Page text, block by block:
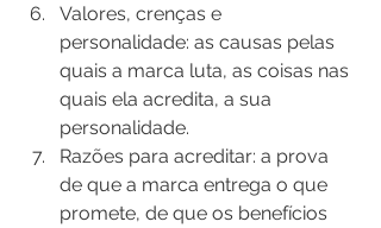
Valores, crenças e
personalidade: as causas pelas
quais a marca luta, as coisas nas
quais ela acredita, a sua
personalidade.
Razões para acreditar: a prova
de que a marca entrega o que
promete, de que os benefícios